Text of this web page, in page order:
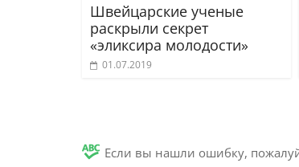
Швейцарские ученые
раскрыли секрет
«эликсира молодости»
01.07.2019
Если вы нашли ошибку,